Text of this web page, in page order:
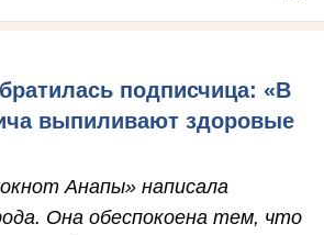
подписчица: «В
выпиливают здоровые
Анапы» написала
Она обеспокоена тем, что